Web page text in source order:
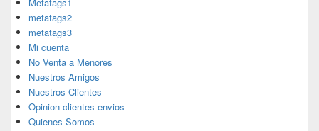
metatags2
metatags3
Mi cuenta
No Venta a Menores
Nuestros Amigos
Nuestros Clientes
Opinion clientes envios
Quienes Somos